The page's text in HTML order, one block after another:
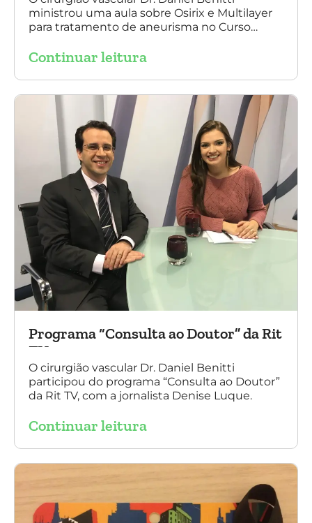
ministrou uma aula sobre Osirix e Multilayer
para tratamento de aneurisma no Curso
2017). Agradecemos a todos os participantes
Sergio Belczak pelo convite!
Continuar leitura
Programa “Consulta ao Doutor” da Rit
TV
O cirurgião vascular Dr. Daniel Benitti
participou do programa “Consulta ao Doutor”
da Rit TV, com a jornalista Denise Luque.
Continuar leitura